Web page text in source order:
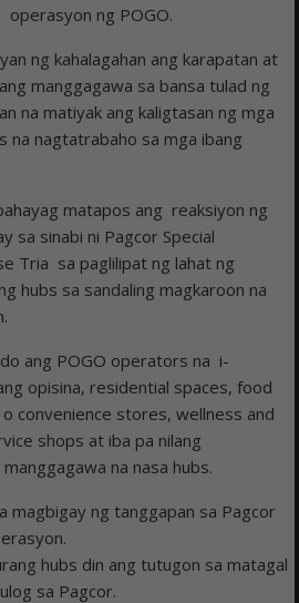
operasyon ng POGO.
ng kahalagahan ang karapatan at
manggagawa sa bansa tulad ng
na matiyak ang kaligtasan ng mga
na nagtatrabaho sa mga ibang
matapos ang reaksiyon ng
sa sinabi ni Pagcor Special
Tria sa paglilipat ng lahat ng
hubs sa sandaling magkaroon na
ang POGO operators na i-
opisina, residential spaces, food
convenience stores, wellness and
shops at iba pa nilang
na nasa hubs.
magbigay ng tanggapan sa Pagcor
hubs din ang tutugon sa matagal
sa Pagcor.